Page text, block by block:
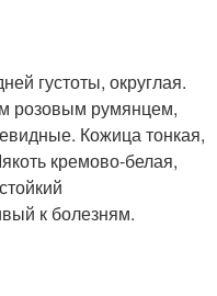
густоты, округлая.
розовым румянцем,
Кожица тонкая,
кремово-белая,
к болезням.